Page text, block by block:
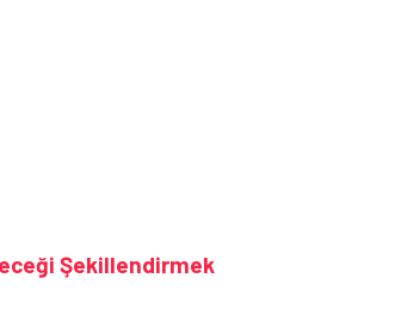
Şekillendirmek